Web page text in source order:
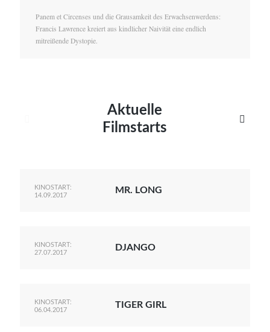
Panem et Circenses und die Grausamkeit des Erwachsenwerdens:
Francis Lawrence kreiert aus kindlicher Naivität eine endlich
mitreißende Dystopie.
Aktuelle
Filmstarts

KINOSTART:
14.09.2017
MR. LONG
KINOSTART:
27.07.2017
DJANGO
KINOSTART:
06.04.2017
TIGER GIRL